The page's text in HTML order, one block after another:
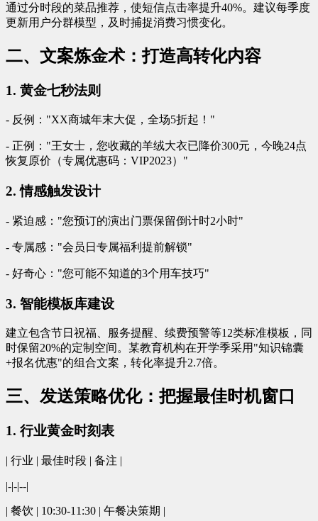
通过分时段的菜品推荐，使短信点击率提升40%。建议每季度
更新用户分群模型，及时捕捉消费习惯变化。
二、文案炼金术：打造高转化内容
1. 黄金七秒法则
- 反例："XX商城年末大促，全场5折起！"
- 正例："王女士，您收藏的羊绒大衣已降价300元，今晚24点
恢复原价（专属优惠码：VIP2023）"
2. 情感触发设计
- 紧迫感："您预订的演出门票保留倒计时2小时"
- 专属感："会员日专属福利提前解锁"
- 好奇心："您可能不知道的3个用车技巧"
3. 智能模板库建设
建立包含节日祝福、服务提醒、续费预警等12类标准模板，同
时保留20%的定制空间。某教育机构在开学季采用"知识锦囊
+报名优惠"的组合文案，转化率提升2.7倍。
三、发送策略优化：把握最佳时机窗口
1. 行业黄金时刻表
| 行业 | 最佳时段 | 备注 |
|-|-|--|
| 餐饮 | 10:30-11:30 | 午餐决策期 |